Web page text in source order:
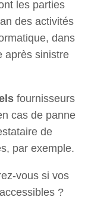
les parties
des activités
dans
après sinistre
fournisseurs
cas de panne
de
par exemple.
vous si vos
?